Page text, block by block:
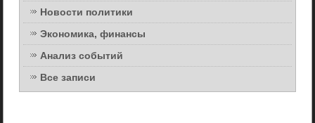
Новости политики
Экономика, финансы
Анализ событий
Все записи